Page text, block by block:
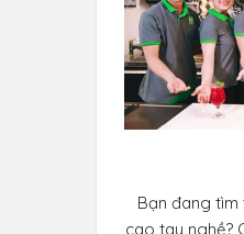
Bạn đang
cao tay nghề?